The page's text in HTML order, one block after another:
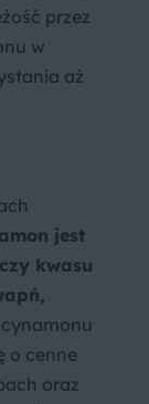
przez
w
aż
jest
kwasu
o cenne
oraz